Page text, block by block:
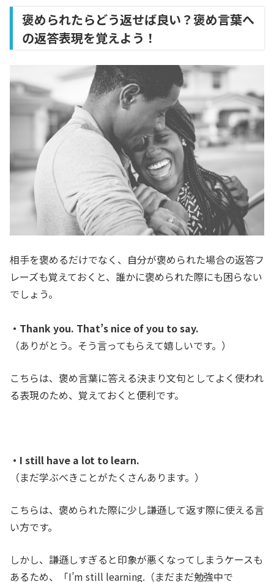
褒められたらどう返せば良い？褒め言葉へ
の返答表現を覚えよう！
相手を褒めるだけでなく、自分が褒められた場合の返答フ
レーズも覚えておくと、誰かに褒められた際にも困らない
でしょう。
・Thank you. That’s nice of you to say.
（ありがとう。そう言ってもらえて嬉しいです。）
こちらは、褒め言葉に答える決まり文句としてよく使われ
る表現のため、覚えておくと便利です。
・I still have a lot to learn.
（まだ学ぶべきことがたくさんあります。）
こちらは、褒められた際に少し謙遜して返す際に使える言
い方です。
しかし、謙遜しすぎると印象が悪くなってしまうケースも
あるため、「I’m still learning.（まだまだ勉強中で